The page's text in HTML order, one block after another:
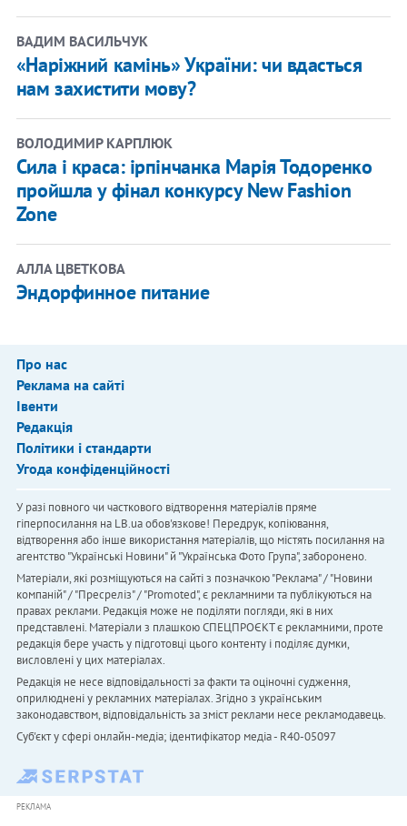
ВАДИМ ВАСИЛЬЧУК
«Наріжний камінь» України: чи вдасться
нам захистити мову?
ВОЛОДИМИР КАРПЛЮК
Сила і краса: ірпінчанка Марія Тодоренко
пройшла у фінал конкурсу New Fashion
Zone
АЛЛА ЦВЕТКОВА
Эндорфинное питание
Про нас
Реклама на сайті
Івенти
Редакція
Політики і стандарти
Угода конфіденційності
У разі повного чи часткового відтворення матеріалів пряме
гіперпосилання на LB.ua обов'язкове! Передрук, копіювання,
відтворення або інше використання матеріалів, що містять посилання на
агентство "Українськi Новини" й "Українська Фото Група", заборонено.
Матеріали, які розміщуються на сайті з позначкою "Реклама" / "Новини
компаній" / "Пресреліз" / "Promoted", є рекламними та публікуються на
правах реклами. Редакція може не поділяти погляди, які в них
представлені. Матеріали з плашкою СПЕЦПРОЄКТ є рекламними, проте
редакція бере участь у підготовці цього контенту і поділяє думки,
висловлені у цих матеріалах.
Редакція не несе відповідальності за факти та оціночні судження,
оприлюднені у рекламних матеріалах. Згідно з українським
законодавством, відповідальність за зміст реклами несе рекламодавець.
Cуб'єкт у сфері онлайн-медіа; ідентифікатор медіа - R40-05097
РЕКЛАМА